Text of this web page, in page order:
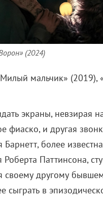
(2024)
мальчик» (2019),
экраны, невзирая
фиаско, и другая
Барнетт, более
Паттинсона,
своему другому
сыграть в